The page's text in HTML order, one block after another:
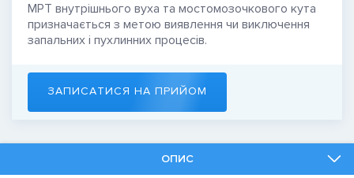
МРТ внутрішнього вуха та мостомозочкового кута
призначається з метою виявлення чи виключення
запальних і пухлинних процесів.
ЗАПИСАТИСЯ НА ПРИЙОМ
ОПИС